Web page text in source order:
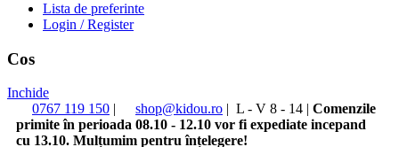
Lista de preferinte
Login / Register
Cos
Inchide
0767 119 150 | shop@kidou.ro | L - V 8 - 14 | Comenzile
primite în perioada 08.10 - 12.10 vor fi expediate incepand
cu 13.10. Mulțumim pentru înțelegere!